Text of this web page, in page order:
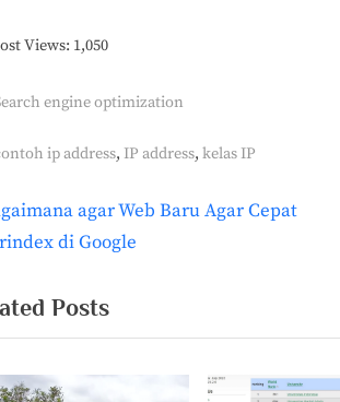
Views: 1,050
engine optimization
ip address, IP address, kelas IP
agar Web Baru Agar Cepat
di Google
Posts